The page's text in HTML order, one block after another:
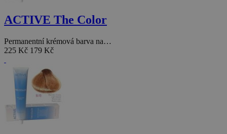
ACTIVE The Color
Permanentní krémová barva na…
225 Kč 179 Kč